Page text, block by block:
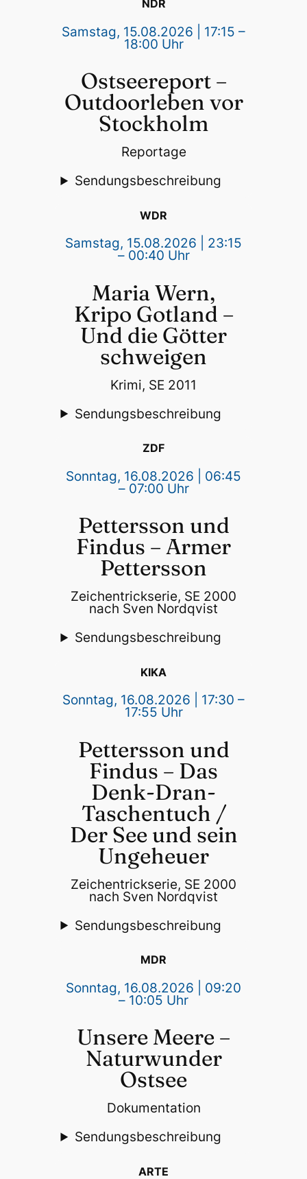
NDR
Samstag, 15.08.2026 | 17:15 –
18:00 Uhr
Ostseereport –
Outdoorleben vor
Stockholm
Reportage
Sendungsbeschreibung
WDR
Samstag, 15.08.2026 | 23:15
– 00:40 Uhr
Maria Wern,
Kripo Gotland –
Und die Götter
schweigen
Krimi, SE 2011
Sendungsbeschreibung
ZDF
Sonntag, 16.08.2026 | 06:45
– 07:00 Uhr
Pettersson und
Findus – Armer
Pettersson
Zeichentrickserie, SE 2000
nach Sven Nordqvist
Sendungsbeschreibung
KIKA
Sonntag, 16.08.2026 | 17:30 –
17:55 Uhr
Pettersson und
Findus – Das
Denk-Dran-
Taschentuch /
Der See und sein
Ungeheuer
Zeichentrickserie, SE 2000
nach Sven Nordqvist
Sendungsbeschreibung
MDR
Sonntag, 16.08.2026 | 09:20
– 10:05 Uhr
Unsere Meere –
Naturwunder
Ostsee
Dokumentation
Sendungsbeschreibung
ARTE